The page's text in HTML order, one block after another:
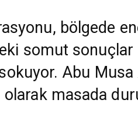
bölgede
somut sonuçlar
Abu Musa
olarak masada